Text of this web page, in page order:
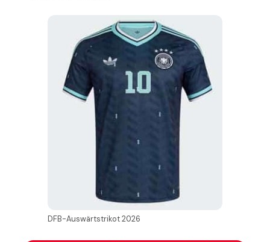
DFB-Auswärtstrikot 2026